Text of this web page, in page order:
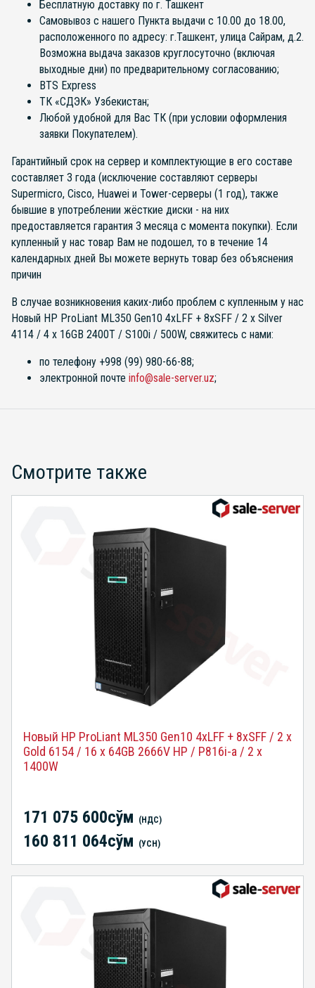
Бесплатную доставку по г. Ташкент
Самовывоз с нашего Пункта выдачи с 10.00 до 18.00,
расположенного по адресу: г.Ташкент, улица Сайрам, д.2.
Возможна выдача заказов круглосуточно (включая
выходные дни) по предварительному согласованию;
BTS Express
ТК «СДЭК» Узбекистан;
Любой удобной для Вас ТК (при условии оформления
заявки Покупателем).
Гарантийный срок на сервер и комплектующие в его составе
составляет 3 года (исключение составляют серверы
Supermicro, Cisco, Huawei и Tower-серверы (1 год), также
бывшие в употреблении жёсткие диски - на них
предоставляется гарантия 3 месяца с момента покупки). Если
купленный у нас товар Вам не подошел, то в течение 14
календарных дней Вы можете вернуть товар без объяснения
причин
В случае возникновения каких-либо проблем с купленным у нас
Новый HP ProLiant ML350 Gen10 4xLFF + 8xSFF / 2 x Silver
4114 / 4 x 16GB 2400T / S100i / 500W, свяжитесь с нами:
по телефону +998 (99) 980-66-88;
электронной почте info@sale-server.uz;
Смотрите также
Новый HP ProLiant ML350 Gen10 4xLFF + 8xSFF / 2 x
Gold 6154 / 16 x 64GB 2666V HP / P816i-a / 2 x
1400W
171 075 600сўм (НДС)
160 811 064сўм (УСН)